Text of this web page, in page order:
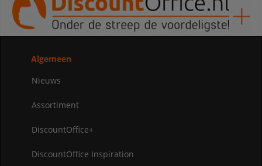
Algemeen
Nieuws
Assortiment
DiscountOffice+
DiscountOffice Inspiration